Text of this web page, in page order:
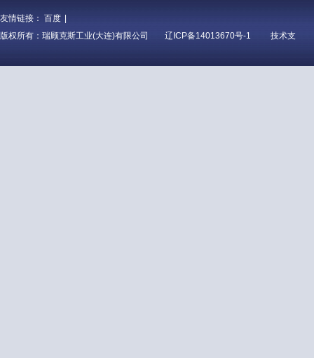
友情链接： 百度
版权所有：瑞顾克斯工业(大连)有限公司
辽ICP备14013670号-1 技术支